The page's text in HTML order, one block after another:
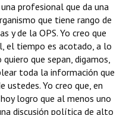
profesional que da una
que tiene rango de
y de la OPS. Yo creo que
el tiempo es acotado, a lo
que sepan, digamos,
toda la información que
ustedes. Yo creo que, en
logro que al menos uno
discusión política de alto